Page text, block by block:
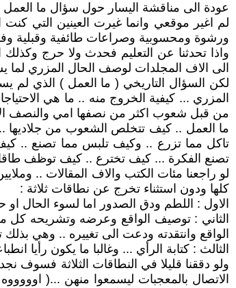
عودة الى مناقشة اليسار حول سؤال ما العمل
لم اغير موقعي وانما غيرت العينين التي
ورشوة ومحسوبية وصراعات طائفية وقبلية
واذا تحدثنا عن التعليم فحدث ولا حرج
الى الاف المجلدات لوصف الحال المزري لما
لكن السؤال التاريخي ( ما العمل ) الذي لم
المزري ... كيفية الخروج منه .. ما هي
من قبل شعوب اكثر من نصفها امي والنصف
ما العمل .. كيف تتخلص الشعوب من
تاكل مما تزرع .. وكيف تلبس مما تصنع ..
تصنع الفكرة ... كيف تخترع .. كيف توظف
لو راجعنا مئات الكتب والاف المقالات ..
كلها ودون استثناء تخرج عن نطاقات ثلاثة :
الاول : اللطم ودق الصدور اما لسوء الحال
الثاني : توصيف الواقع وعرضه وتشريحه كل
الواقع وانتقدته ودعت الى تغييره .. وهي بذلك
الثالث : كتابة الرأي ... وغالبا ما يكون رأيا
ولو دققنا قليلا في النطاقات الثلاثة فسوف
الاتصال بالمعجبات ليسمعوا منهن ...(